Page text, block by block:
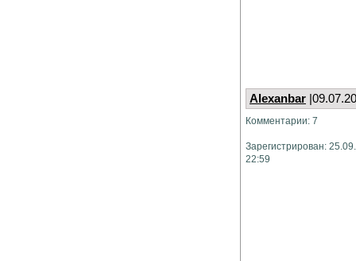
Alexanbar
Комментарии: 7
Зарегистрирован:
22:59